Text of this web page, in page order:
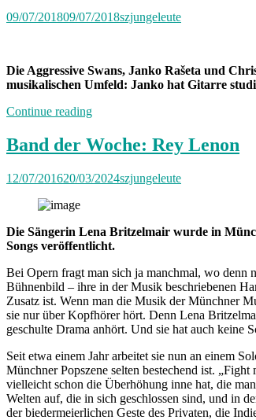
09/07/201809/07/2018szjungeleute
Die Aggressive Swans, Janko Rašeta und
musikalischen Umfeld: Janko hat Gitarre
Continue reading„Band
Woche:
Aggressive
Band der Woche: Rey Lenon
12/07/201620/03/2024szjungeleute
Die Sängerin Lena Britzelmair wurde in
Songs veröffentlicht.
Bei Opern fragt man sich ja manchmal, wo denn
Bühnenbild – ihre in der Musik beschriebenen
Zusatz ist. Wenn man die Musik der Münchner
sie nur über Kopfhörer hört. Denn Lena
geschulte Drama anhört. Und sie hat auch keine
Seit etwa einem Jahr arbeitet sie nun an einem
Münchner Popszene selten bestechend ist.
vielleicht schon die Überhöhung inne hat, die
Welten auf, die in sich geschlossen sind, und in
der biedermeierlichen Geste des Privaten, die